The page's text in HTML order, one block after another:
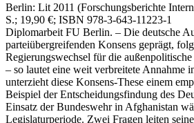
Berlin: Lit 2011 (Forschungsberichte
S.; 19,90 €; ISBN 978-3-643-11223-1
Diplomarbeit FU Berlin. – Die deutsche
parteiübergreifenden Konsens geprägt,
Regierungswechsel für die
– so lautet eine weit verbreitete Annahme
unterzieht diese Konsens-These einem
Beispiel der Entscheidungsfindung des
Einsatz der Bundeswehr in Afghanistan
Legislaturperiode. Zwei Fragen leiten